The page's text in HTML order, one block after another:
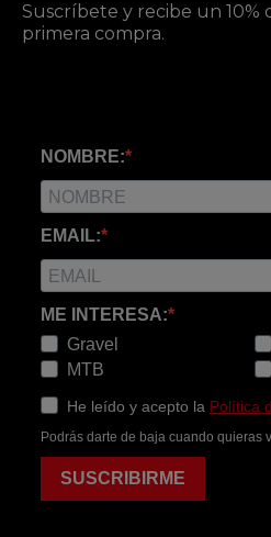
Suscríbete y recibe un 10%
primera compra.
NOMBRE:
EMAIL:
ME INTERESA:
Gravel
MTB
He leído y acepto la Política
Podrás darte de baja cuando quieras
SUSCRIBIRME